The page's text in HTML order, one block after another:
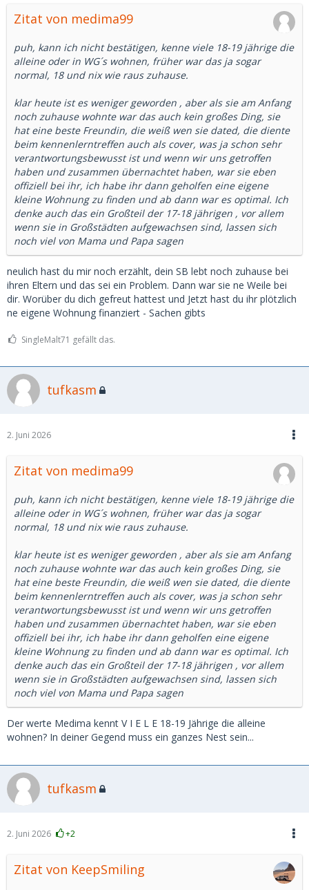
Zitat von medima99
puh, kann ich nicht bestätigen, kenne viele 18-19 jährige die
alleine oder in WG´s wohnen, früher war das ja sogar
normal, 18 und nix wie raus zuhause.
klar heute ist es weniger geworden , aber als sie am Anfang
noch zuhause wohnte war das auch kein großes Ding, sie
hat eine beste Freundin, die weiß wen sie dated, die diente
beim kennenlerntreffen auch als cover, was ja schon sehr
verantwortungsbewusst ist und wenn wir uns getroffen
haben und zusammen übernachtet haben, war sie eben
offiziell bei ihr, ich habe ihr dann geholfen eine eigene
kleine Wohnung zu finden und ab dann war es optimal. Ich
denke auch das ein Großteil der 17-18 jährigen , vor allem
wenn sie in Großstädten aufgewachsen sind, lassen sich
noch viel von Mama und Papa sagen
neulich hast du mir noch erzählt, dein SB lebt noch zuhause bei
ihren Eltern und das sei ein Problem. Dann war sie ne Weile bei
dir. Worüber du dich gefreut hattest und Jetzt hast du ihr plötzlich
ne eigene Wohnung finanziert - Sachen gibts
SingleMalt71 gefällt das.
tufkasm
2. Juni 2026
Zitat von medima99
puh, kann ich nicht bestätigen, kenne viele 18-19 jährige die
alleine oder in WG´s wohnen, früher war das ja sogar
normal, 18 und nix wie raus zuhause.
klar heute ist es weniger geworden , aber als sie am Anfang
noch zuhause wohnte war das auch kein großes Ding, sie
hat eine beste Freundin, die weiß wen sie dated, die diente
beim kennenlerntreffen auch als cover, was ja schon sehr
verantwortungsbewusst ist und wenn wir uns getroffen
haben und zusammen übernachtet haben, war sie eben
offiziell bei ihr, ich habe ihr dann geholfen eine eigene
kleine Wohnung zu finden und ab dann war es optimal. Ich
denke auch das ein Großteil der 17-18 jährigen , vor allem
wenn sie in Großstädten aufgewachsen sind, lassen sich
noch viel von Mama und Papa sagen
Der werte Medima kennt V I E L E 18-19 Jährige die alleine
wohnen? In deiner Gegend muss ein ganzes Nest sein...
tufkasm
2. Juni 2026 +2
Zitat von KeepSmiling